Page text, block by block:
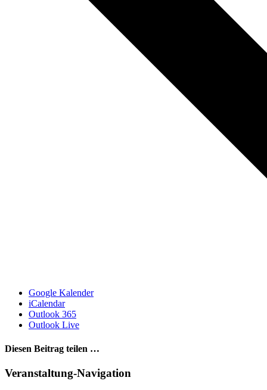
Google Kalender
iCalendar
Outlook 365
Outlook Live
Diesen Beitrag teilen …
Facebook
X
WhatsApp
Pinterest
E-
Veranstaltung-Navigation